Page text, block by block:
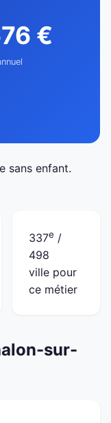
€
sans enfant.
337e /
498
ville pour
ce métier
sur-